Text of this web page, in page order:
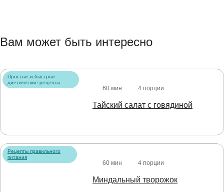
Вам может быть интересно
Простые и быстрые
диетические рецепты
60 мин 4 порции
Тайский салат с говядиной
Рецепты правильного
питания
60 мин 4 порции
Миндальный творожок